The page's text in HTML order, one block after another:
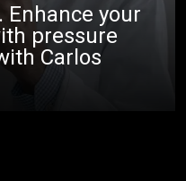
Enhance your
pressure
Carlos